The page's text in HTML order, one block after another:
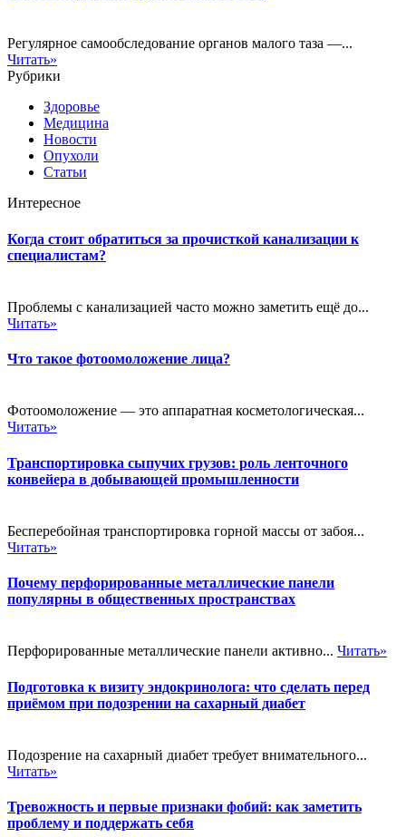
Регулярное самообследование органов малого таза —...
Читать»
Рубрики
Здоровье
Медицина
Новости
Опухоли
Статьи
Интересное
Когда стоит обратиться за прочисткой канализации к
специалистам?
Проблемы с канализацией часто можно заметить ещё до...
Читать»
Что такое фотоомоложение лица?
Фотоомоложение — это аппаратная косметологическая...
Читать»
Транспортировка сыпучих грузов: роль ленточного
конвейера в добывающей промышленности
Бесперебойная транспортировка горной массы от забоя...
Читать»
Почему перфорированные металлические панели
популярны в общественных пространствах
Перфорированные металлические панели активно... Читать»
Подготовка к визиту эндокринолога: что сделать перед
приёмом при подозрении на сахарный диабет
Подозрение на сахарный диабет требует внимательного...
Читать»
Тревожность и первые признаки фобий: как заметить
проблему и поддержать себя